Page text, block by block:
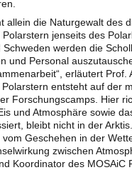
allein die Naturgewalt des
jenseits des
werden die
und Personal
erläutert Prof.
entsteht auf der
Forschungscamps. Hier
und Atmosphäre sowie
bleibt nicht in der
Geschehen in der
zwischen
Koordinator des MOSAiC